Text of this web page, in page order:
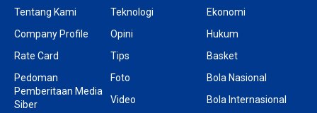
Tentang Kami
Company Profile
Rate Card
Pedoman
Pemberitaan Media
Siber
Teknologi
Opini
Tips
Foto
Video
Ekonomi
Hukum
Basket
Bola Nasional
Bola Internasional